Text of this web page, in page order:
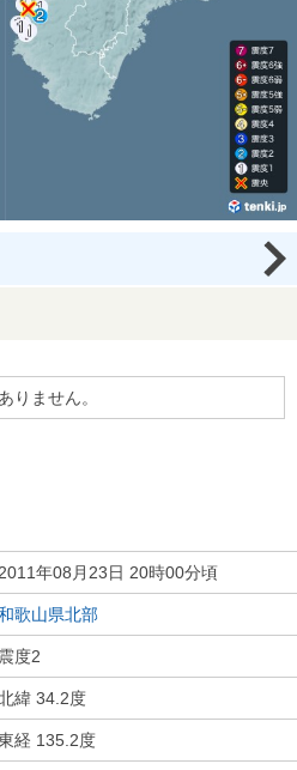
りません。
2011年08月23日 20時00分頃
歌山県北部
震度2
緯 34.2度
経 135.2度